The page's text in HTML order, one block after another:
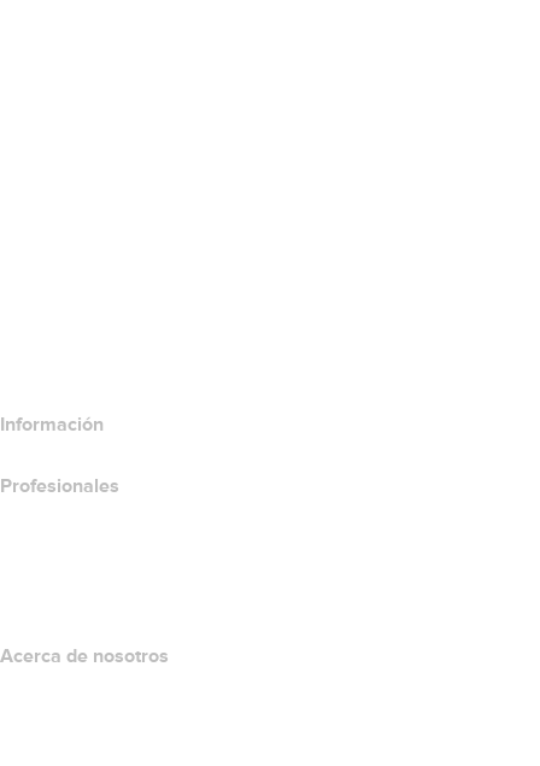
Información
Profesionales
Acerca de nosotros